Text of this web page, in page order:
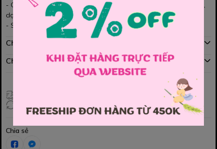
- Chân váy dài kem pastel nữ tính dễ mặc. Bé mặc đi học, đi chơi,
dạo phố đều xinh lắm ạ
- Size: 110, 120, 130, 140, 150
Chính sách mua hàng
Chính sách đổi hàng
Đổi hàng 3 ngày (HCM), 7 ngày (Tỉnh)
Chia sẻ